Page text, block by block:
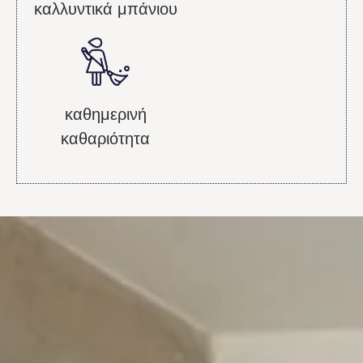
Patio Room
καλλυντικά μπάνιου
καθημερινή
καθαριότητα